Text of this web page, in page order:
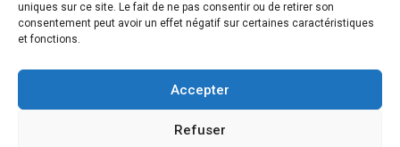
uniques sur ce site. Le fait de ne pas consentir ou de retirer son
consentement peut avoir un effet négatif sur certaines caractéristiques
et fonctions.
Accepter
Refuser
Centre culturel du Manoir
Place du Manoir, 4